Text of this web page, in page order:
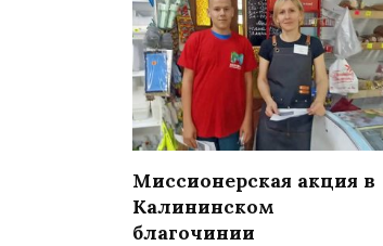
Миссионерская акция в
Калининском
благочинии